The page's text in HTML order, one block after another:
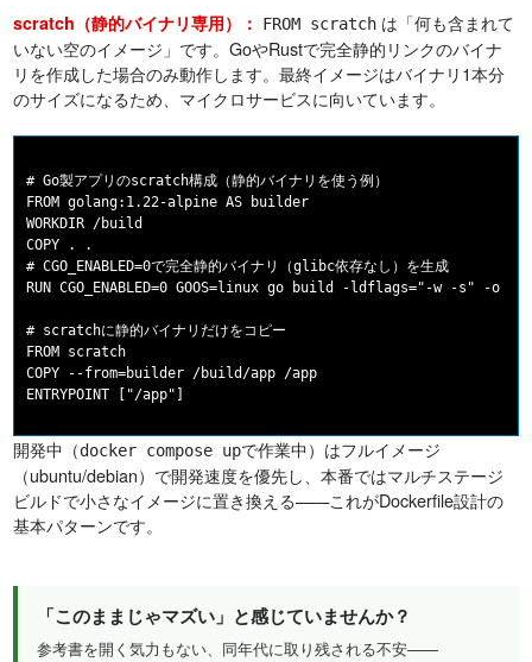
scratch（静的バイナリ専用）： FROM scratch は「何も含まれて
いない空のイメージ」です。GoやRustで完全静的リンクのバイナ
リを作成した場合のみ動作します。最終イメージはバイナリ1本分
のサイズになるため、マイクロサービスに向いています。
# Go製アプリのscratch構成（静的バイナリを使う例）
FROM golang:1.22-alpine AS builder
WORKDIR /build
COPY . .
# CGO_ENABLED=0で完全静的バイナリ（glibc依存なし）を生成
RUN CGO_ENABLED=0 GOOS=linux go build -ldflags="-w -s" -o
# scratchに静的バイナリだけをコピー
FROM scratch
COPY --from=builder /build/app /app
開発中（docker compose upで作業中）はフルイメージ
（ubuntu/debian）で開発速度を優先し、本番ではマルチステージ
ビルドで小さなイメージに置き換える——これがDockerfile設計の
基本パターンです。
「このままじゃマズい」と感じていませんか？
参考書を開く気力もない、同年代に取り残される不安——